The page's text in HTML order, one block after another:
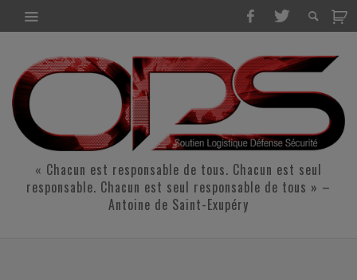
« Chacun est responsable de tous. Chacun est seul
responsable. Chacun est seul responsable de tous » –
Antoine de Saint-Exupéry